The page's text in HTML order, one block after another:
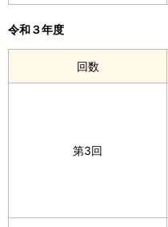
令和３年度
回数
第3回